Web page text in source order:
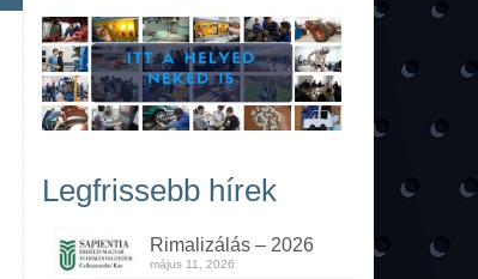
Legfrissebb hírek
Rimalizálás – 2026
május 11, 2026